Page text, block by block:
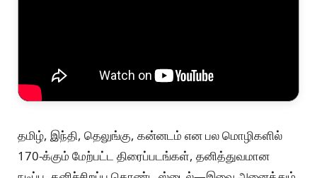
தமிழ், இந்தி, தெலுங்கு, கன்னடம் என பல மொழிகளில்
170-க்கும் மேற்பட்ட திரைப்படங்கள், தனித்துவமான